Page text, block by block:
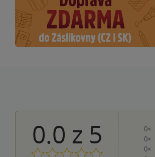
0.0 z 5 0×
0×
0×